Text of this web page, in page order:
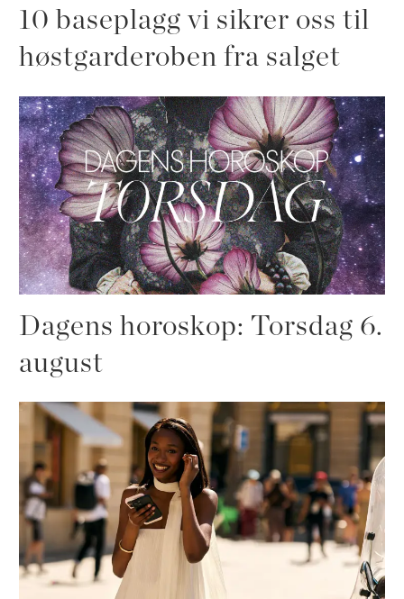
10 baseplagg vi sikrer oss til
høstgarderoben fra salget
Dagens horoskop: Torsdag 6.
august